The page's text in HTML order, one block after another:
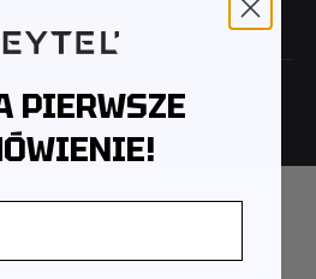
0.55 cm
PIERWSZE